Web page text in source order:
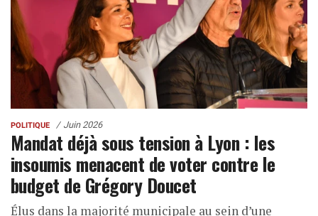
POLITIQUE Juin 2026
Mandat déjà sous tension à Lyon : les
insoumis menacent de voter contre le
budget de Grégory Doucet
Élus dans la majorité municipale au sein d’une